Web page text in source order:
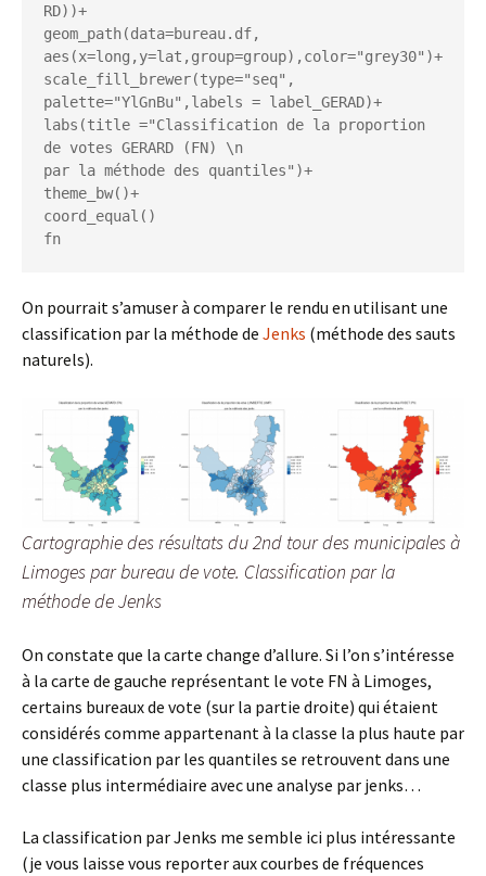
RD))+
geom_path(data=bureau.df,
aes(x=long,y=lat,group=group),color="grey30")+
scale_fill_brewer(type="seq",
palette="YlGnBu",labels = label_GERAD)+
labs(title ="Classification de la proportion
de votes GERARD (FN) \n
par la méthode des quantiles")+
theme_bw()+
coord_equal()
On pourrait s’amuser à comparer le rendu en utilisant une
classification par la méthode de Jenks (méthode des sauts
naturels).
Cartographie des résultats du 2nd tour des municipales à
Limoges par bureau de vote. Classification par la
méthode de Jenks
On constate que la carte change d’allure. Si l’on s’intéresse
à la carte de gauche représentant le vote FN à Limoges,
certains bureaux de vote (sur la partie droite) qui étaient
considérés comme appartenant à la classe la plus haute par
une classification par les quantiles se retrouvent dans une
classe plus intermédiaire avec une analyse par jenks…
La classification par Jenks me semble ici plus intéressante
(je vous laisse vous reporter aux courbes de fréquences